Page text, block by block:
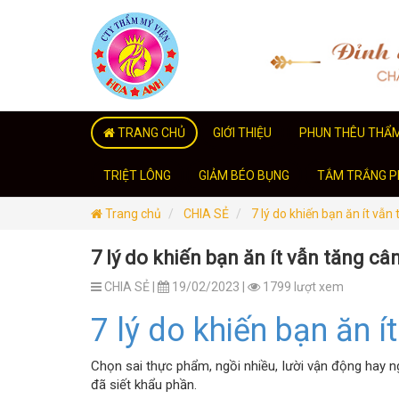
TRANG CHỦ GIỚI THIỆU PHUN THÊU
TRIỆT LÔNG GIẢM BÉO BỤNG TẮM TRẮNG
Trang chủ CHIA SẺ 7 lý do khiến bạn ăn ít vẫn
7 lý do khiến bạn ăn ít vẫn tăng
CHIA SẺ | 19/02/2023 | 1799 lượt xem
7 lý do khiến bạn ăn
Chọn sai thực phẩm, ngồi nhiều, lười vận động hay
đã siết khẩu phần.